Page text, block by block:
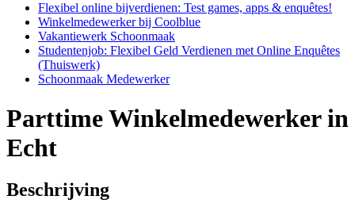
Flexibel online bijverdienen: Test games, apps & enquêtes!
Winkelmedewerker bij Coolblue
Vakantiewerk Schoonmaak
Studentenjob: Flexibel Geld Verdienen met Online Enquêtes
(Thuiswerk)
Schoonmaak Medewerker
Parttime Winkelmedewerker in
Echt
Beschrijving